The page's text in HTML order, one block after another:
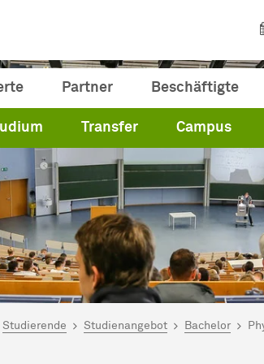
Partner Beschäftigte
Transfer Campus
hier:
Studierende Studienangebot Bachelor